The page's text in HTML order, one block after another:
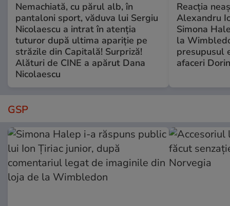
Nemachiată, cu părul alb, în
pantaloni sport, văduva lui Sergiu
Nicolaescu a intrat în atenția
tuturor după ultima apariție pe
străzile din Capitală! Surpriză!
Alături de CINE a apărut Dana
Nicolaescu
Reacția
Alexandru
Simona
la
presupusul
afaceri
GSP